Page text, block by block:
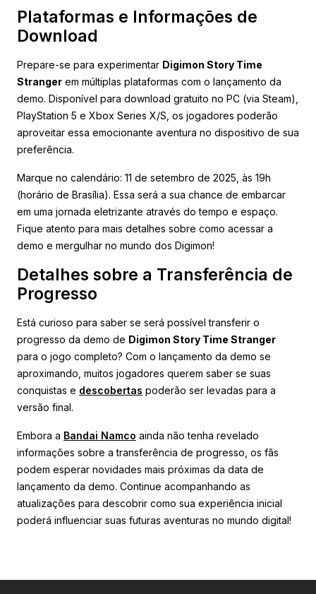
Plataformas e Informações de
Download
Prepare-se para experimentar Digimon Story Time
Stranger em múltiplas plataformas com o lançamento da
demo. Disponível para download gratuito no PC (via Steam),
PlayStation 5 e Xbox Series X/S, os jogadores poderão
aproveitar essa emocionante aventura no dispositivo de sua
preferência.
Marque no calendário: 11 de setembro de 2025, às 19h
(horário de Brasília). Essa será a sua chance de embarcar
em uma jornada eletrizante através do tempo e espaço.
Fique atento para mais detalhes sobre como acessar a
demo e mergulhar no mundo dos Digimon!
Detalhes sobre a Transferência de
Progresso
Está curioso para saber se será possível transferir o
progresso da demo de Digimon Story Time Stranger
para o jogo completo? Com o lançamento da demo se
aproximando, muitos jogadores querem saber se suas
conquistas e descobertas poderão ser levadas para a
versão final.
Embora a Bandai Namco ainda não tenha revelado
informações sobre a transferência de progresso, os fãs
podem esperar novidades mais próximas da data de
lançamento da demo. Continue acompanhando as
atualizações para descobrir como sua experiência inicial
poderá influenciar suas futuras aventuras no mundo digital!